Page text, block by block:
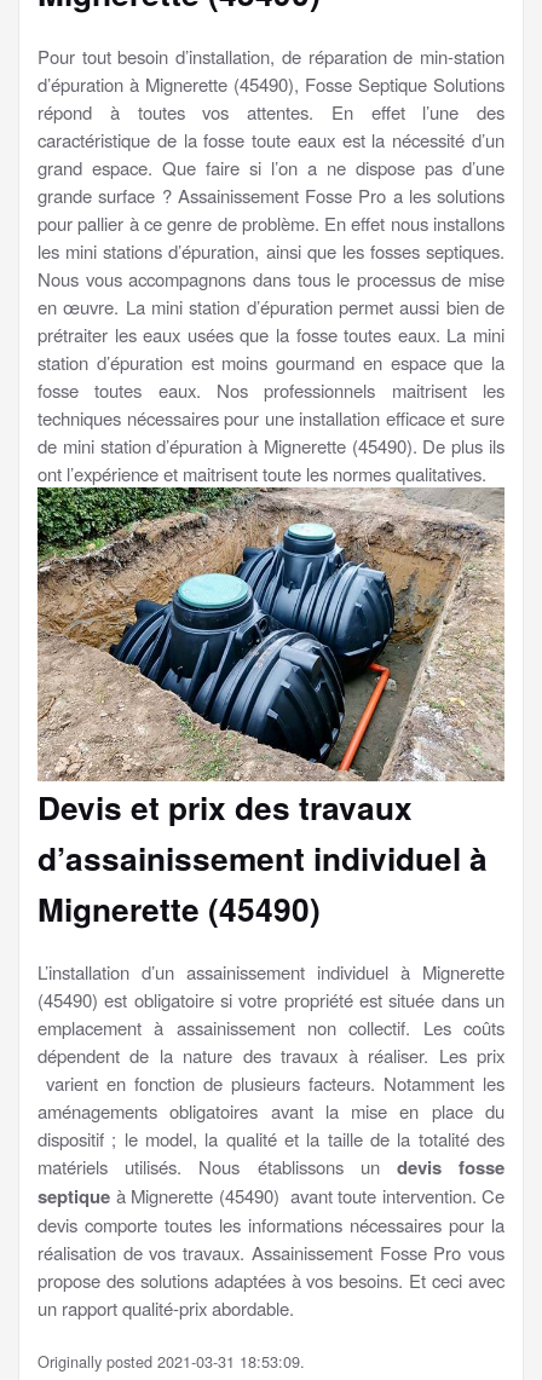
Pour tout besoin d’installation, de réparation de min-station
d’épuration à Mignerette (45490), Fosse Septique Solutions
répond à toutes vos attentes. En effet l’une des
caractéristique de la fosse toute eaux est la nécessité d’un
grand espace. Que faire si l’on a ne dispose pas d’une
grande surface ? Assainissement Fosse Pro a les solutions
pour pallier à ce genre de problème. En effet nous installons
les mini stations d’épuration, ainsi que les fosses septiques.
Nous vous accompagnons dans tous le processus de mise
en œuvre. La mini station d’épuration permet aussi bien de
prétraiter les eaux usées que la fosse toutes eaux. La mini
station d’épuration est moins gourmand en espace que la
fosse toutes eaux. Nos professionnels maitrisent les
techniques nécessaires pour une installation efficace et sure
de mini station d’épuration à Mignerette (45490). De plus ils
ont l’expérience et maitrisent toute les normes qualitatives.
Devis et prix des travaux
d’assainissement individuel à
Mignerette (45490)
L’installation d’un assainissement individuel à Mignerette
(45490) est obligatoire si votre propriété est située dans un
emplacement à assainissement non collectif. Les coûts
dépendent de la nature des travaux à réaliser. Les prix
varient en fonction de plusieurs facteurs. Notamment les
aménagements obligatoires avant la mise en place du
dispositif ; le model, la qualité et la taille de la totalité des
matériels utilisés. Nous établissons un devis fosse
septique à Mignerette (45490) avant toute intervention. Ce
devis comporte toutes les informations nécessaires pour la
réalisation de vos travaux. Assainissement Fosse Pro vous
propose des solutions adaptées à vos besoins. Et ceci avec
un rapport qualité-prix abordable.
Originally posted 2021-03-31 18:53:09.